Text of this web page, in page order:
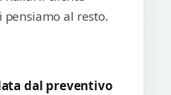
pensiamo al resto.
dal preventivo